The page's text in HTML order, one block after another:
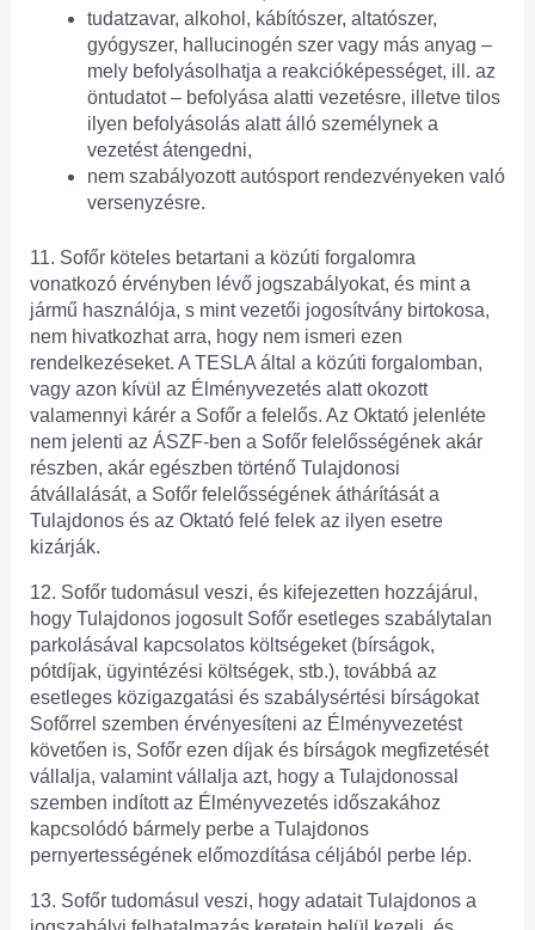
tudatzavar, alkohol, kábítószer, altatószer,
gyógyszer, hallucinogén szer vagy más anyag –
mely befolyásolhatja a reakcióképességet, ill. az
öntudatot – befolyása alatti vezetésre, illetve tilos
ilyen befolyásolás alatt álló személynek a
vezetést átengedni,
nem szabályozott autósport rendezvényeken való
versenyzésre.
11. Sofőr köteles betartani a közúti forgalomra
vonatkozó érvényben lévő jogszabályokat, és mint a
jármű használója, s mint vezetői jogosítvány birtokosa,
nem hivatkozhat arra, hogy nem ismeri ezen
rendelkezéseket. A TESLA által a közúti forgalomban,
vagy azon kívül az Élményvezetés alatt okozott
valamennyi kárér a Sofőr a felelős. Az Oktató jelenléte
nem jelenti az ÁSZF-ben a Sofőr felelősségének akár
részben, akár egészben történő Tulajdonosi
átvállalását, a Sofőr felelősségének áthárítását a
Tulajdonos és az Oktató felé felek az ilyen esetre
kizárják.
12. Sofőr tudomásul veszi, és kifejezetten hozzájárul,
hogy Tulajdonos jogosult Sofőr esetleges szabálytalan
parkolásával kapcsolatos költségeket (bírságok,
pótdíjak, ügyintézési költségek, stb.), továbbá az
esetleges közigazgatási és szabálysértési bírságokat
Sofőrrel szemben érvényesíteni az Élményvezetést
követően is, Sofőr ezen díjak és bírságok megfizetését
vállalja, valamint vállalja azt, hogy a Tulajdonossal
szemben indított az Élményvezetés időszakához
kapcsolódó bármely perbe a Tulajdonos
pernyertességének előmozdítása céljából perbe lép.
13. Sofőr tudomásul veszi, hogy adatait Tulajdonos a